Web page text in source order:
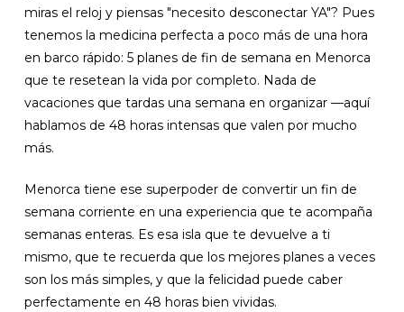
miras el reloj y piensas "necesito desconectar YA"? Pues
tenemos la medicina perfecta a poco más de una hora
en barco rápido: 5 planes de fin de semana en Menorca
que te resetean la vida por completo. Nada de
vacaciones que tardas una semana en organizar —aquí
hablamos de 48 horas intensas que valen por mucho
más.
Menorca tiene ese superpoder de convertir un fin de
semana corriente en una experiencia que te acompaña
semanas enteras. Es esa isla que te devuelve a ti
mismo, que te recuerda que los mejores planes a veces
son los más simples, y que la felicidad puede caber
perfectamente en 48 horas bien vividas.